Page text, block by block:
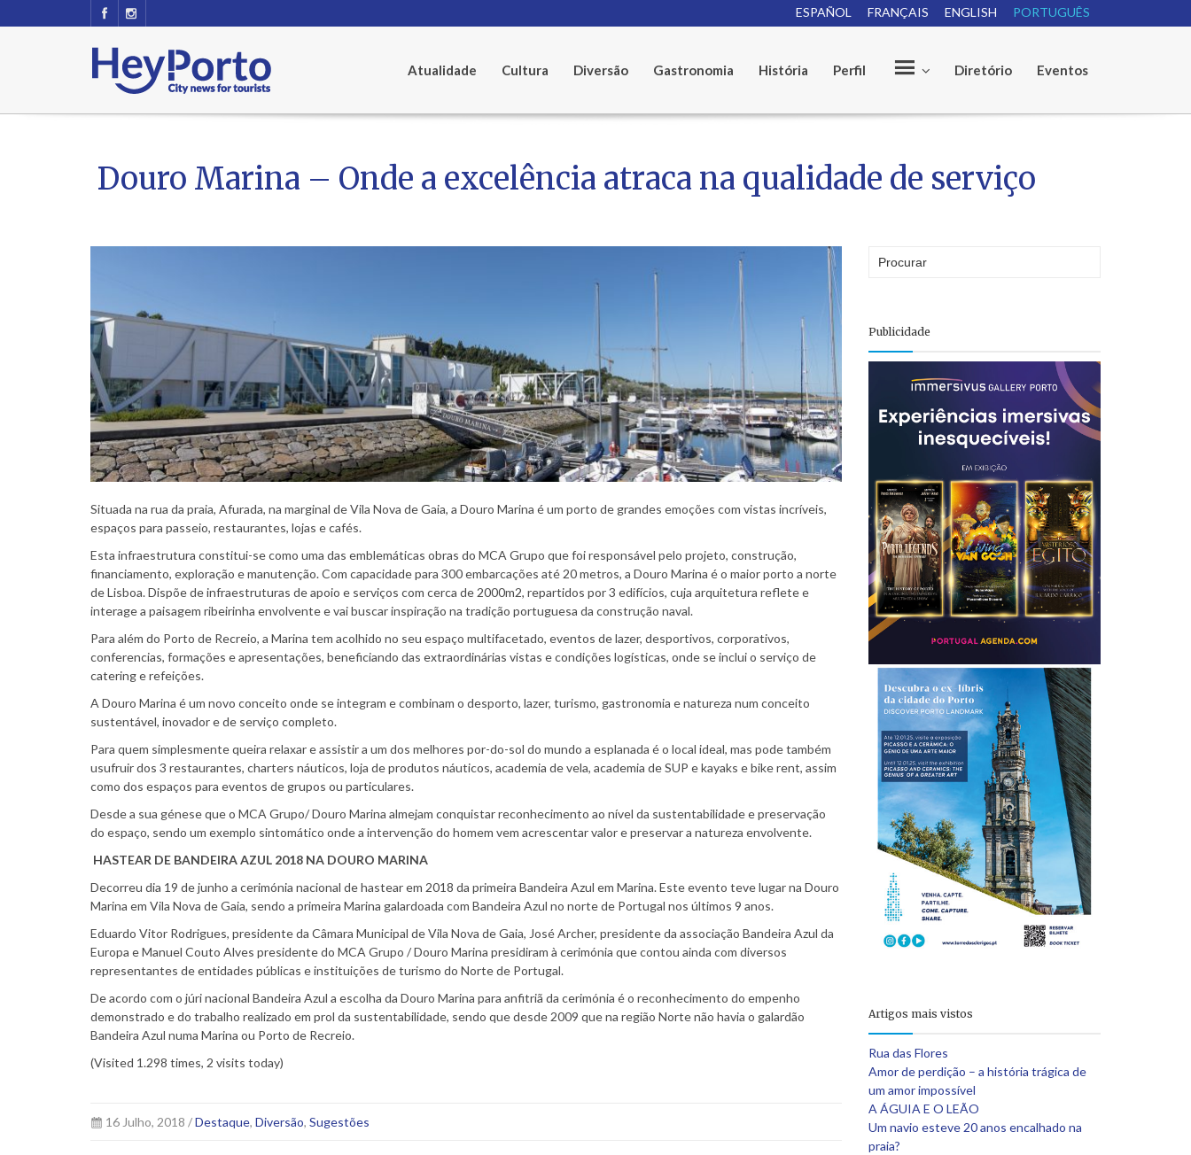
PORTUGUÊS
ENGLISH
FRANÇAIS
ESPAÑOL
Atualidade Cultura Diversão Gastronomia História Perfil e Diretório Eventos
Douro Marina – Onde a excelência atraca na qualidade de serviço
Situada na rua da praia, Afurada, na marginal de Vila Nova de Gaia, a Douro Marina é um porto de grandes emoções com vistas incríveis,
espaços para passeio, restaurantes, lojas e cafés.
Esta infraestrutura constitui-se como uma das emblemáticas obras do MCA Grupo que foi responsável pelo projeto, construção,
financiamento, exploração e manutenção. Com capacidade para 300 embarcações até 20 metros, a Douro Marina é o maior porto a norte
de Lisboa. Dispõe de infraestruturas de apoio e serviços com cerca de 2000m2, repartidos por 3 edifícios, cuja arquitetura reflete e
interage a paisagem ribeirinha envolvente e vai buscar inspiração na tradição portuguesa da construção naval.
Para além do Porto de Recreio, a Marina tem acolhido no seu espaço multifacetado, eventos de lazer, desportivos, corporativos,
conferencias, formações e apresentações, beneficiando das extraordinárias vistas e condições logísticas, onde se inclui o serviço de
catering e refeições.
A Douro Marina é um novo conceito onde se integram e combinam o desporto, lazer, turismo, gastronomia e natureza num conceito
sustentável, inovador e de serviço completo.
Para quem simplesmente queira relaxar e assistir a um dos melhores por-do-sol do mundo a esplanada é o local ideal, mas pode também
usufruir dos 3 restaurantes, charters náuticos, loja de produtos náuticos, academia de vela, academia de SUP e kayaks e bike rent, assim
como dos espaços para eventos de grupos ou particulares.
Desde a sua génese que o MCA Grupo/ Douro Marina almejam conquistar reconhecimento ao nível da sustentabilidade e preservação
do espaço, sendo um exemplo sintomático onde a intervenção do homem vem acrescentar valor e preservar a natureza envolvente.
HASTEAR DE BANDEIRA AZUL 2018 NA DOURO MARINA
Decorreu dia 19 de junho a cerimónia nacional de hastear em 2018 da primeira Bandeira Azul em Marina. Este evento teve lugar na Douro
Marina em Vila Nova de Gaia, sendo a primeira Marina galardoada com Bandeira Azul no norte de Portugal nos últimos 9 anos.
Eduardo Vitor Rodrigues, presidente da Câmara Municipal de Vila Nova de Gaia, José Archer, presidente da associação Bandeira Azul da
Europa e Manuel Couto Alves presidente do MCA Grupo / Douro Marina presidiram à cerimónia que contou ainda com diversos
representantes de entidades públicas e instituições de turismo do Norte de Portugal.
De acordo com o júri nacional Bandeira Azul a escolha da Douro Marina para anfitriã da cerimónia é o reconhecimento do empenho
demonstrado e do trabalho realizado em prol da sustentabilidade, sendo que desde 2009 que na região Norte não havia o galardão
Bandeira Azul numa Marina ou Porto de Recreio.
(Visited 1.298 times, 2 visits today)
16 Julho, 2018 /Destaque, Diversão, Sugestões
Publicidade
Artigos mais vistos
Rua das Flores
Amor de perdição – a história trágica de
um amor impossível
A ÁGUIA E O LEÃO
Um navio esteve 20 anos encalhado na
praia?